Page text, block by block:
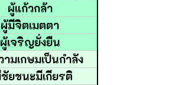
ผู้แก้วกล้า
ผู้มีจิตเมตตา
ผู้เจริญยั่งยืน
มเกษมเป็นกำลัง
ยชนะมีเกียรติ